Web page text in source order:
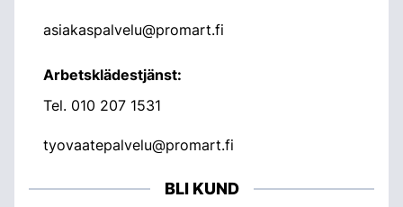
asiakaspalvelu@promart.fi
Arbetsklädestjänst:
Tel. 010 207 1531
tyovaatepalvelu@promart.fi
BLI KUND